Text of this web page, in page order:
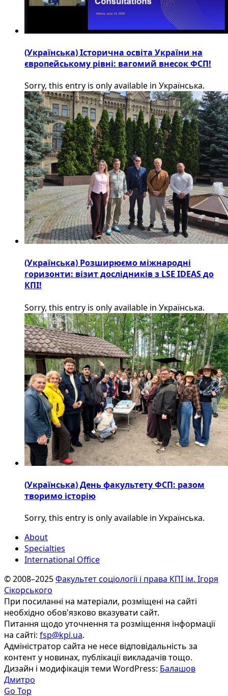
(Українська) Історична освіта України на
європейському рівні: вагомий внесок ФСП!
Sorry, this entry is only available in Українська.
(Українська) Розширюємо міжнародні
горизонти: візит дослідників з LSE IDEAS до
КПІ!
Sorry, this entry is only available in Українська.
(Українська) День факультету ФСП: разом
творимо історію
Sorry, this entry is only available in Українська.
About
Specialties
International Office
© 2008–2025Факультет соціології і права КПІ ім. Ігоря
Сікорського
При посиланні на матеріали, розміщені на сайті
необхідно обов'язково вказувати сайт.
Питання щодо уточнення та розміщення інформації
на сайті: fsp@kpi.ua.
Адміністратор сайта не несе відповідальність за
контент у новинах, публікації викладачів тощо.
Дизайн і модифікація теми WordPress: Балашов
Дмитро
Go Top